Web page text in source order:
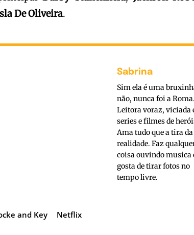
De Oliveira.
Sabrina
Sim ela é uma
não, nunca foi a Roma.
Leitora voraz, viciada
series e filmes de
Ama tudo que a tira da
realidade. Faz
coisa ouvindo musica
gosta de tirar fotos no
tempo livre.
and Key Netflix